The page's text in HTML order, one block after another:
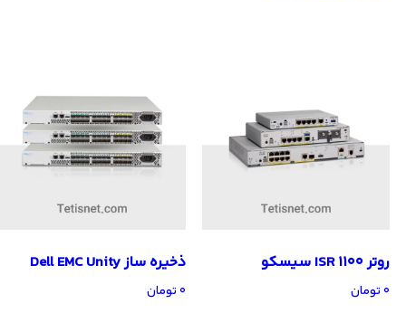
روتر ISR 1100 سیسکو
تومان
ذخیره ساز Dell EMC Unity
تومان